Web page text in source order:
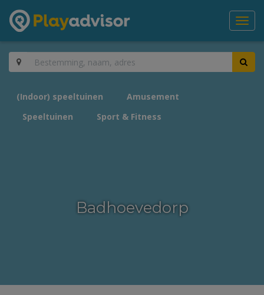
(Indoor) speeltuinen
Amusement
Speeltuinen
Sport & Fitness
Badhoevedorp